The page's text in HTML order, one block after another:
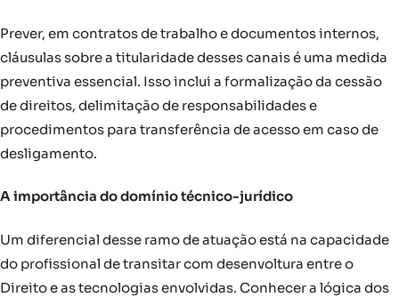
Prever, em contratos de trabalho e documentos internos,
cláusulas sobre a titularidade desses canais é uma medida
preventiva essencial. Isso inclui a formalização da cessão
de direitos, delimitação de responsabilidades e
procedimentos para transferência de acesso em caso de
desligamento.
A importância do domínio técnico-jurídico
Um diferencial desse ramo de atuação está na capacidade
do profissional de transitar com desenvoltura entre o
Direito e as tecnologias envolvidas. Conhecer a lógica dos